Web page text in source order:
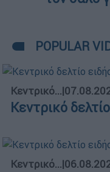
POPULAR
Κεντρικό...|
Κεντρικό
Κεντρικό...|